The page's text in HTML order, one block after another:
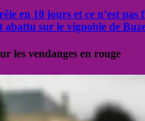
en 10 jours et ce n’est
abattu sur le vignoble de
les vendanges en rouge